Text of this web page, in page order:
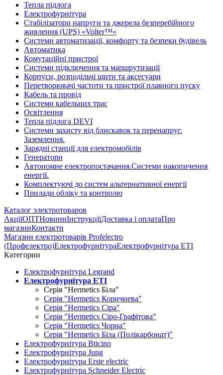
Тепла підлога
Електрофурнітура
Cтабілізатори напруги та джерела безперебійного
живлення (UPS) «Volter™»
Системи автоматизації, комфорту та безпеки будівель
Автоматика
Комутаційні пристрої
Системи підключення та маршрутизації
Корпуси, розподільчі щити та аксесуари
Перетворювачі частоти та пристрої плавного пуску
Кабель та провід
Системи кабельних трас
Освітлення
Тепла підлога DEVI
Системи захисту від блискавок та перенапруг.
Заземлення.
Зарядні станції для електромобілів
Генератори
Автономне електропостачання.Системи накопичення
енергії.
Комплектуючі до систем альтернативної енергії
Прилади обліку та контролю
Каталог электротоваров
АкціїОПТНовиниІнструкціїДоставка і оплатаПро
магазинКонтакти
Магазин електротоварів Profelectro
(Профелектро)ЕлектрофурнітураЕлектрофурнітура ETI
Категории
Електрофурнітура Legrand
Електрофурнітура ETI
Серія "Hermetics Біла"
Серія "Hermetics Коричнева"
Серія "Hermetics Сіра"
Серія "Hermetics Сіро-Графітова"
Серія "Hermetics Чорна"
Серія "Hermetics Біла (Полікарбонат)"
Електрофурнітура Bticino
Електрофурнітура Jung
Електрофурнітура Erste electric
Електрофурнітура Schneider Electric